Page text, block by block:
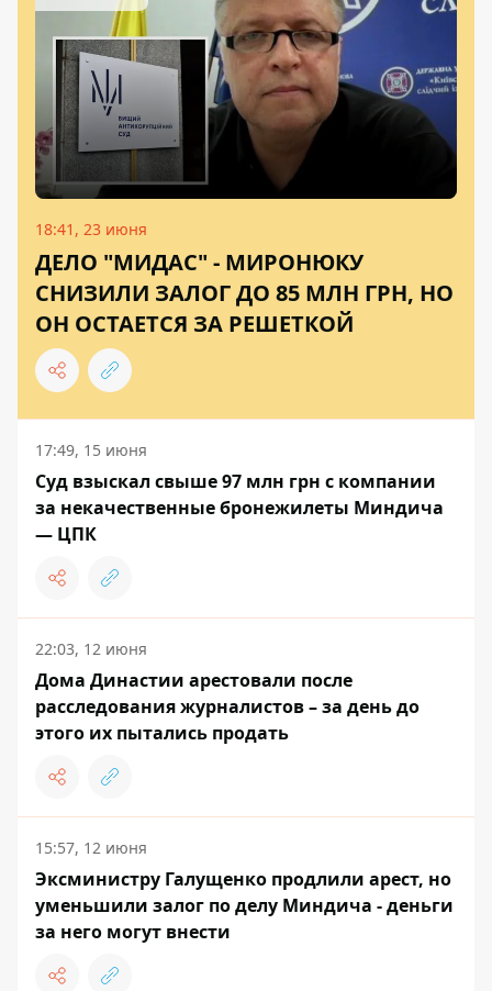
18:41, 23 июня
ДЕЛО "МИДАС" - МИРОНЮКУ
СНИЗИЛИ ЗАЛОГ ДО 85 МЛН ГРН, НО
ОН ОСТАЕТСЯ ЗА РЕШЕТКОЙ
17:49, 15 июня
Суд взыскал свыше 97 млн ​​грн с компании
за некачественные бронежилеты Миндича
— ЦПК
22:03, 12 июня
Дома Династии арестовали после
расследования журналистов – за день до
этого их пытались продать
15:57, 12 июня
Эксминистру Галущенко продлили арест, но
уменьшили залог по делу Миндича - деньги
за него могут внести